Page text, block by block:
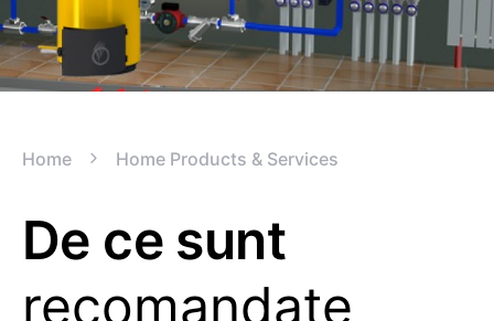
Home Home Products & Services
De ce sunt
recomandate